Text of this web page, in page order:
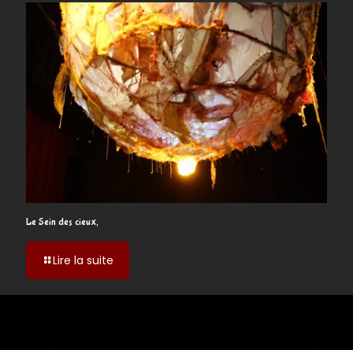
rêveuse
Le Sein des cieux,
Lire la suite
des